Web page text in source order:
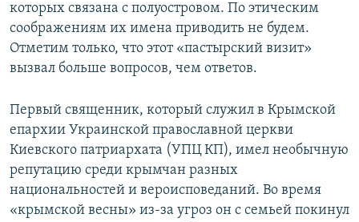
которых связана с полуостровом. По этическим
соображениям их имена приводить не будем.
Отметим только, что этот «пастырский визит»
вызвал больше вопросов, чем ответов.
Первый священник, который служил в Крымской
епархии Украинской православной церкви
Киевского патриархата (УПЦ КП), имел необычную
репутацию среди крымчан разных
национальностей и вероисповеданий. Во время
«крымской весны» из-за угроз он с семьей покинул